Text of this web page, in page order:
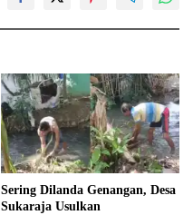
Sering Dilanda Genangan, Desa
Sukaraja Usulkan